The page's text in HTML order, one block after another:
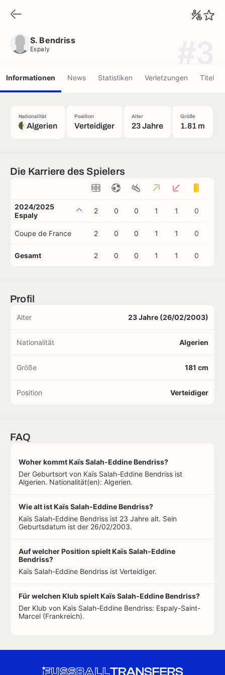
S. Bendriss
Espaly
Informationen News Statistiken Verletzungen Titel
Nationalität
Algerien
Position
Verteidiger
Alter
23 Jahre
Größe
1.81 m
Die Karriere des Spielers
2024/2025
Espaly
2 0 0 1 1 0
Coupe de France 2 0 0 1 1 0
Gesamt 2 0 0 1 1 0
Profil
Alter 23 Jahre (26/02/2003)
Nationalität Algerien
Größe 181 cm
Position Verteidiger
FAQ
Woher kommt Kaïs Salah-Eddine Bendriss?
Der Geburtsort von Kaïs Salah-Eddine Bendriss ist
Algerien. Nationalität(en): Algerien.
Wie alt ist Kaïs Salah-Eddine Bendriss?
Kaïs Salah-Eddine Bendriss ist 23 Jahre alt. Sein
Geburtsdatum ist der 26/02/2003.
Auf welcher Position spielt Kaïs Salah-Eddine
Bendriss?
Kaïs Salah-Eddine Bendriss ist Verteidiger.
Für welchen Klub spielt Kaïs Salah-Eddine Bendriss?
Der Klub von Kaïs Salah-Eddine Bendriss: Espaly-Saint-
Marcel (Frankreich).